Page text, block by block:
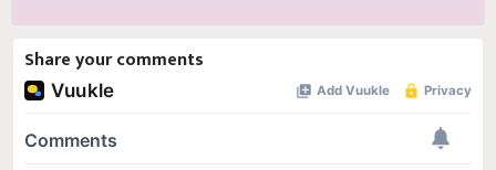
Share your comments